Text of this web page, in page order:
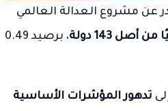
عن مشروع العدالة العالمي
، برصيد 0.49
تدهور المؤشرات الأساسية